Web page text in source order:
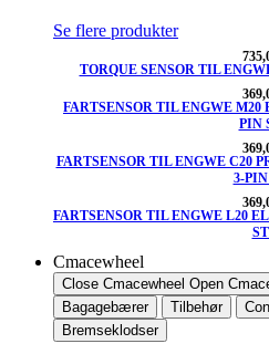
Se flere produkter
TORQUE SENSOR TIL
FARTSENSOR TIL ENGWE
PIN
FARTSENSOR TIL ENGWE C20
3-
FARTSENSOR TIL ENGWE L20
Cmacewheel
Close Cmacewheel Open
Bagagebærer
Tilbehør
Bremseklodser